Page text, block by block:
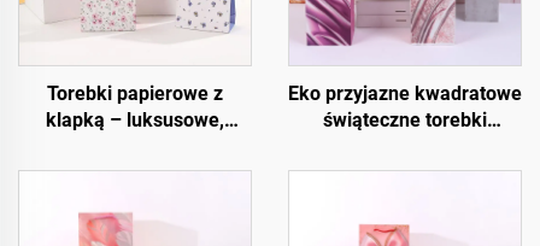
Torebki papierowe z
klapką – luksusowe,
pełni konfigurowalne
Eko przyjazne kwadratowe
świąteczne torebki
na wino i butelki z papieru